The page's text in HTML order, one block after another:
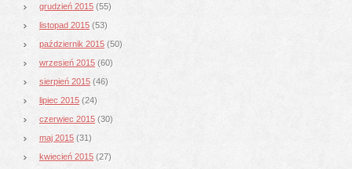
grudzień 2015 (55)
listopad 2015 (53)
październik 2015 (50)
wrzesień 2015 (60)
sierpień 2015 (46)
lipiec 2015 (24)
czerwiec 2015 (30)
maj 2015 (31)
kwiecień 2015 (27)